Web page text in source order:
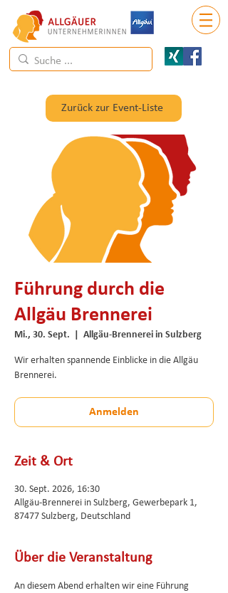
Zurück zur Event-Liste
Führung durch die
Allgäu Brennerei
Mi., 30. Sept. Allgäu-Brennerei in Sulzberg
Wir erhalten spannende Einblicke in die Allgäu
Brennerei.
Anmelden
Zeit & Ort
30. Sept. 2026, 16:30
Allgäu-Brennerei in Sulzberg, Gewerbepark 1,
87477 Sulzberg, Deutschland
Über die Veranstaltung
An diesem Abend erhalten wir eine Führung